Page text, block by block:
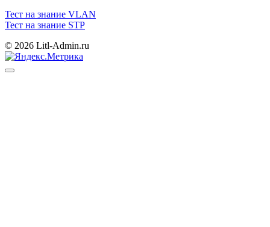
Тест на знание VLAN
Тест на знание STP
© 2026 Litl-Admin.ru